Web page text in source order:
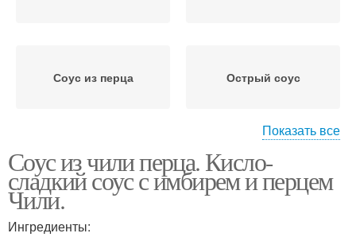
Соус из перца Острый соус
Томатный соус Соус на зиму
Показать все
Соус из чили перца. Кисло-
сладкий соус с имбирем и перцем
Чили.
Ингредиенты: